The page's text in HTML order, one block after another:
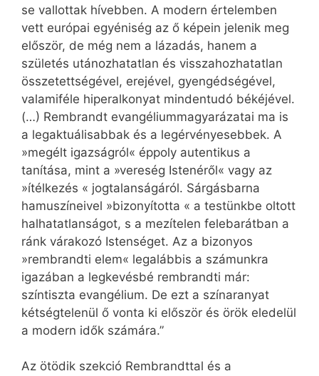
se vallottak hívebben. A modern értelemben
vett európai egyéniség az ő képein jelenik meg
először, de még nem a lázadás, hanem a
születés utánozhatatlan és visszahozhatatlan
összetettségével, erejével, gyengédségével,
valamiféle hiperalkonyat mindentudó békéjével.
(…) Rembrandt evangéliummagyarázatai ma is
a legaktuálisabbak és a legérvényesebbek. A
»megélt igazságról« éppoly autentikus a
tanítása, mint a »vereség Istenéről« vagy az
»ítélkezés « jogtalanságáról. Sárgásbarna
hamuszíneivel »bizonyította « a testünkbe oltott
halhatatlanságot, s a mezítelen felebarátban a
ránk várakozó Istenséget. Az a bizonyos
»rembrandti elem« legalábbis a számunkra
igazában a legkevésbé rembrandti már:
színtiszta evangélium. De ezt a színaranyat
kétségtelenül ő vonta ki először és örök eledelül
a modern idők számára.”
Az ötödik szekció Rembrandttal és a